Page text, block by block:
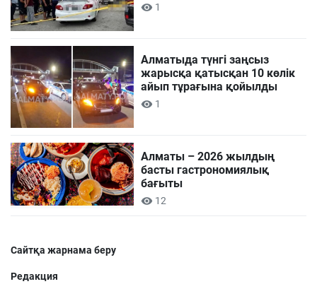
1
Алматыда түнгі заңсыз
жарысқа қатысқан 10 көлік
айып тұрағына қойылды
1
Алматы – 2026 жылдың
басты гастрономиялық
бағыты
12
Сайтқа жарнама беру
Редакция